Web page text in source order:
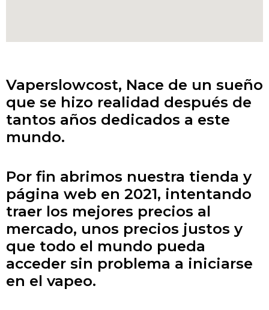
Vaperslowcost, Nace de un sueño
que se hizo realidad después de
tantos años dedicados a este
mundo.
Por fin abrimos nuestra tienda y
página web en 2021, intentando
traer los mejores precios al
mercado, unos precios justos y
que todo el mundo pueda
acceder sin problema a iniciarse
en el vapeo.